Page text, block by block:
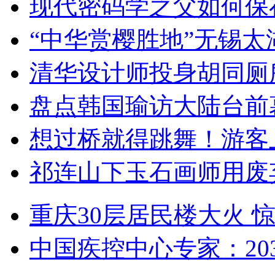
现代密码学之父如何
“中华赏樱胜地”无锡
清华设计师投身胡同
盘点韩国瑜访大陆台
想过桥就得跳舞！游客
祁连山下玉石画师用
重庆30层居民楼大火
中国疾控中心专家：